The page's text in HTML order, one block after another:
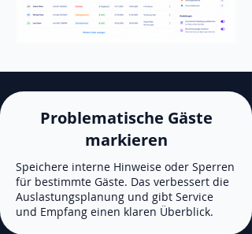
Problematische Gäste
markieren
Speichere interne Hinweise oder Sperren
für bestimmte Gäste. Das verbessert die
Auslastungsplanung und gibt Service
und Empfang einen klaren Überblick.